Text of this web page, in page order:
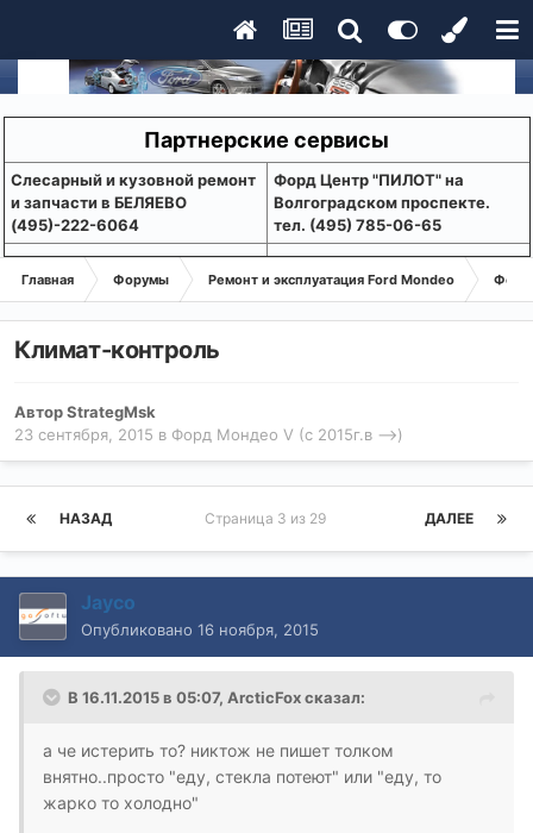
Партнерские сервисы
Слесарный и кузовной ремонт
и запчасти в БЕЛЯЕВО
(495)-222-6064
Форд Центр "ПИЛОТ" на
Волгоградском проспекте.
тел. (495) 785-06-65
Главная Форумы Ремонт и эксплуатация Ford Mondeo Форд
Климат-контроль
АвторStrategMsk
23 сентября, 2015 в Форд Мондео V (с 2015г.в -->)
НАЗАД ДАЛЕЕ
Страница 3 из 29
Jayco
Опубликовано 16 ноября, 2015
В 16.11.2015 в 05:07, ArcticFox сказал:
а че истерить то? никтож не пишет толком
внятно..просто "еду, стекла потеют" или "еду, то
жарко то холодно"